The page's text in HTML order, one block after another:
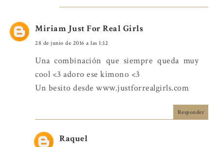
Miriam Just For Real Girls
28 de junio de 2016 a las 1:12
Una combinación que siempre queda muy
cool <3 adoro ese kimono <3
Un besito desde www.justforrealgirls.com
Responder
Raquel